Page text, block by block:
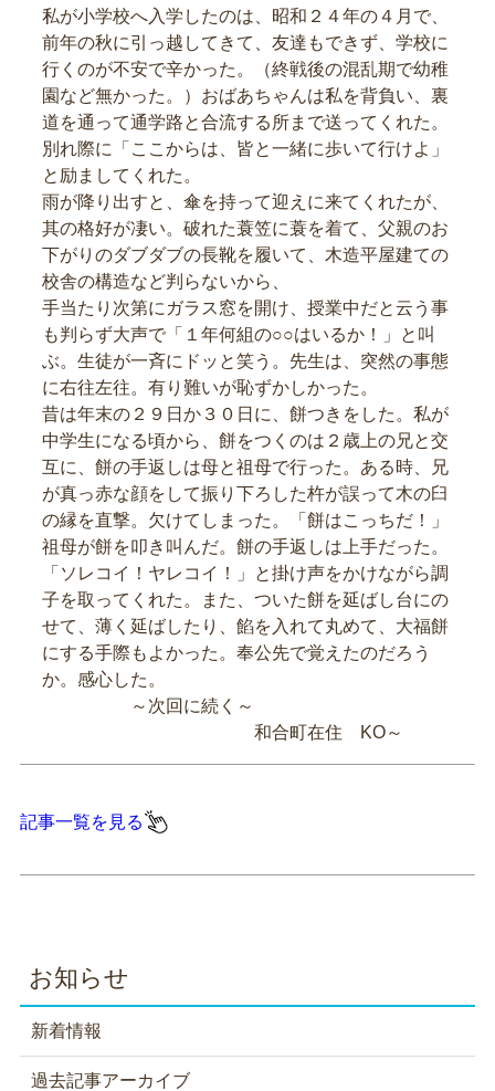
私が小学校へ入学したのは、昭和２４年の４月で、
前年の秋に引っ越してきて、友達もできず、学校に
行くのが不安で辛かった。（終戦後の混乱期で幼稚
園など無かった。）おばあちゃんは私を背負い、裏
道を通って通学路と合流する所まで送ってくれた。
別れ際に「ここからは、皆と一緒に歩いて行けよ」
と励ましてくれた。
雨が降り出すと、傘を持って迎えに来てくれたが、
其の格好が凄い。破れた蓑笠に蓑を着て、父親のお
下がりのダブダブの長靴を履いて、木造平屋建ての
校舎の構造など判らないから、
手当たり次第にガラス窓を開け、授業中だと云う事
も判らず大声で「１年何組の○○はいるか！」と叫
ぶ。生徒が一斉にドッと笑う。先生は、突然の事態
に右往左往。有り難いが恥ずかしかった。
昔は年末の２９日か３０日に、餅つきをした。私が
中学生になる頃から、餅をつくのは２歳上の兄と交
互に、餅の手返しは母と祖母で行った。ある時、兄
が真っ赤な顔をして振り下ろした杵が誤って木の臼
の縁を直撃。欠けてしまった。「餅はこっちだ！」
祖母が餅を叩き叫んだ。餅の手返しは上手だった。
「ソレコイ！ヤレコイ！」と掛け声をかけながら調
子を取ってくれた。また、ついた餅を延ばし台にの
せて、薄く延ばしたり、餡を入れて丸めて、大福餅
にする手際もよかった。奉公先で覚えたのだろう
か。感心した。
～次回に続く～
和合町在住 KO～
記事一覧を見る
お知らせ
新着情報
過去記事アーカイブ